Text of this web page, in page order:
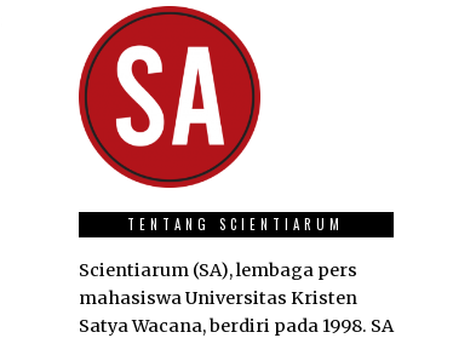
TENTANG SCIENTIARUM
Scientiarum (SA), lembaga pers
mahasiswa Universitas Kristen
Satya Wacana, berdiri pada 1998. SA